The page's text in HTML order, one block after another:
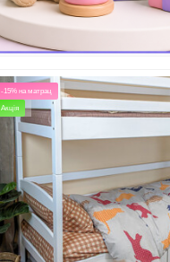
-15% на матрац
Акція